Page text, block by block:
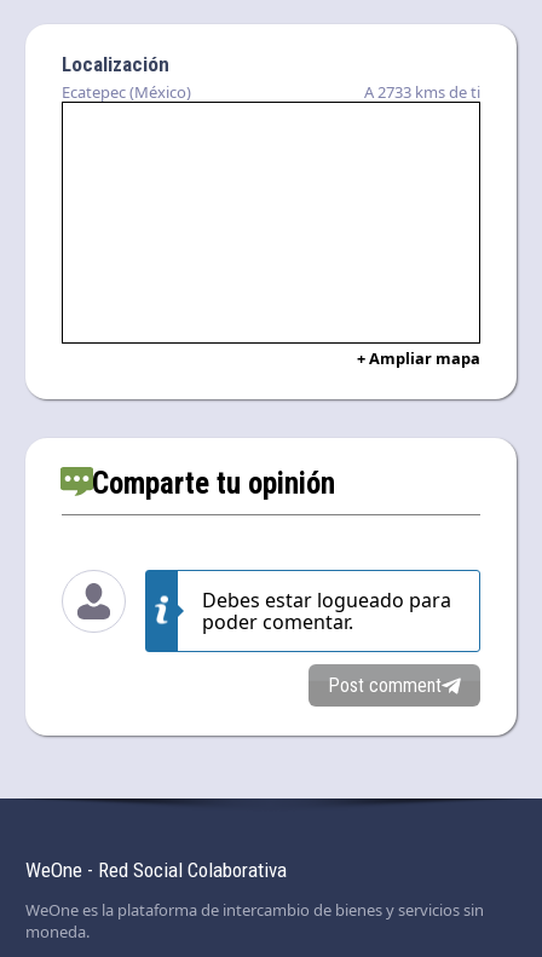
Comparte tu opinión
Debes estar logueado para
poder comentar.
Post comment
Localización
Ecatepec (México) A 2733 kms de ti
+ Ampliar mapa
WeOne - Red Social Colaborativa
WeOne es la plataforma de intercambio de bienes y servicios sin
moneda.